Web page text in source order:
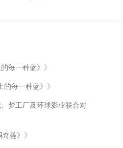
每一种蓝》 》
每一种蓝》 》
梦工厂及环球影业联合对
莲》 》